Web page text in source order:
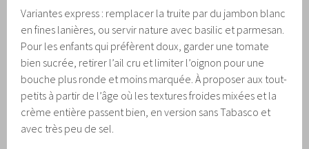
Variantes express : remplacer la truite par du jambon blanc
en fines lanières, ou servir nature avec basilic et parmesan.
Pour les enfants qui préfèrent doux, garder une tomate
bien sucrée, retirer l’ail cru et limiter l’oignon pour une
bouche plus ronde et moins marquée. À proposer aux tout-
petits à partir de l’âge où les textures froides mixées et la
crème entière passent bien, en version sans Tabasco et
avec très peu de sel.